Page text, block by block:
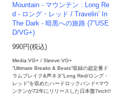
Mountain - マウンテン : Long Re
d - ロング・レッド / Travelin’ In
The Dark - 暗黒への旅路 (7”USE
D/VG+)
990円(税込)
Media:VG+ / Sleeve:VG+
“Ultimate Breaks & Beats”収録の超定番ド
ラムブレイク&声ネタ”Long Red/ロング・
レッド”を収めたハードロックバンド=マウ
ンテンが72年にリリースした日本盤7inch!!